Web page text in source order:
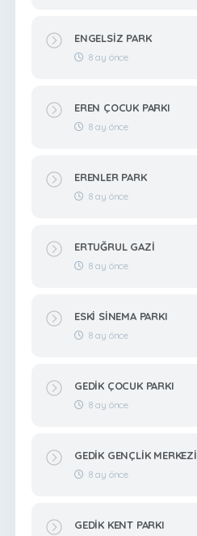
ENGELSİZ PARK
8 ay önce
EREN ÇOCUK PARKI
8 ay önce
ERENLER PARK
8 ay önce
ERTUĞRUL GAZİ
8 ay önce
ESKİ SİNEMA PARKI
8 ay önce
GEDİK ÇOCUK PARKI
8 ay önce
GEDİK GENÇLİK MERKEZİ
8 ay önce
GEDİK KENT PARKI